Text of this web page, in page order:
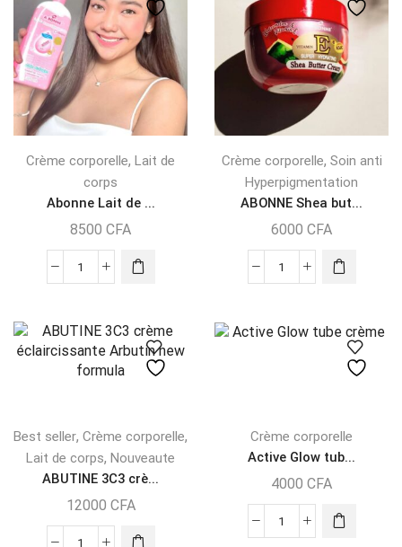
Crème corporelle, Lait de
corps
Abonne Lait de ...
8500 CFA
Crème corporelle, Soin anti
Hyperpigmentation
ABONNE Shea but...
6000 CFA
Best seller, Crème corporelle,
Lait de corps, Nouveaute
ABUTINE 3C3 crè...
12000 CFA
Crème corporelle
Active Glow tub...
4000 CFA